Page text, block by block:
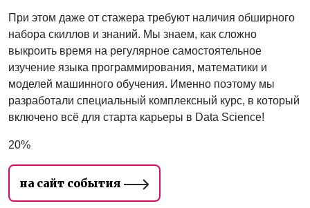
При этом даже от стажера требуют наличия обширного
набора скиллов и знаний. Мы знаем, как сложно
выкроить время на регулярное самостоятельное
изучение языка программирования, математики и
моделей машинного обучения. Именно поэтому мы
разработали специальный комплексный курс, в который
включено всё для старта карьеры в Data Science!
20%
на сайт события